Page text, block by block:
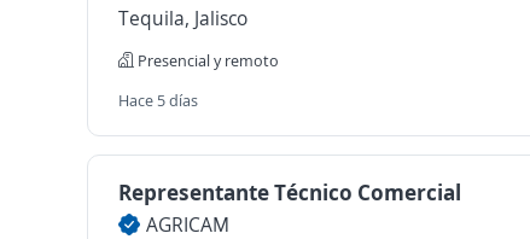
Tequila, Jalisco
Presencial y remoto
Hace 5 días
Representante Técnico Comercial
AGRICAM